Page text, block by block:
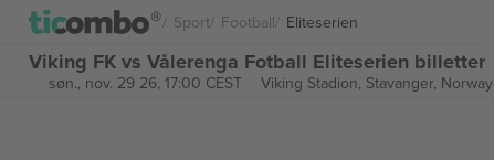
Sport Football Eliteserien
Viking FK vs Vålerenga Fotball Eliteserien billetter
søn., nov. 29 26, 17:00 CEST Viking Stadion, Stavanger, Norway